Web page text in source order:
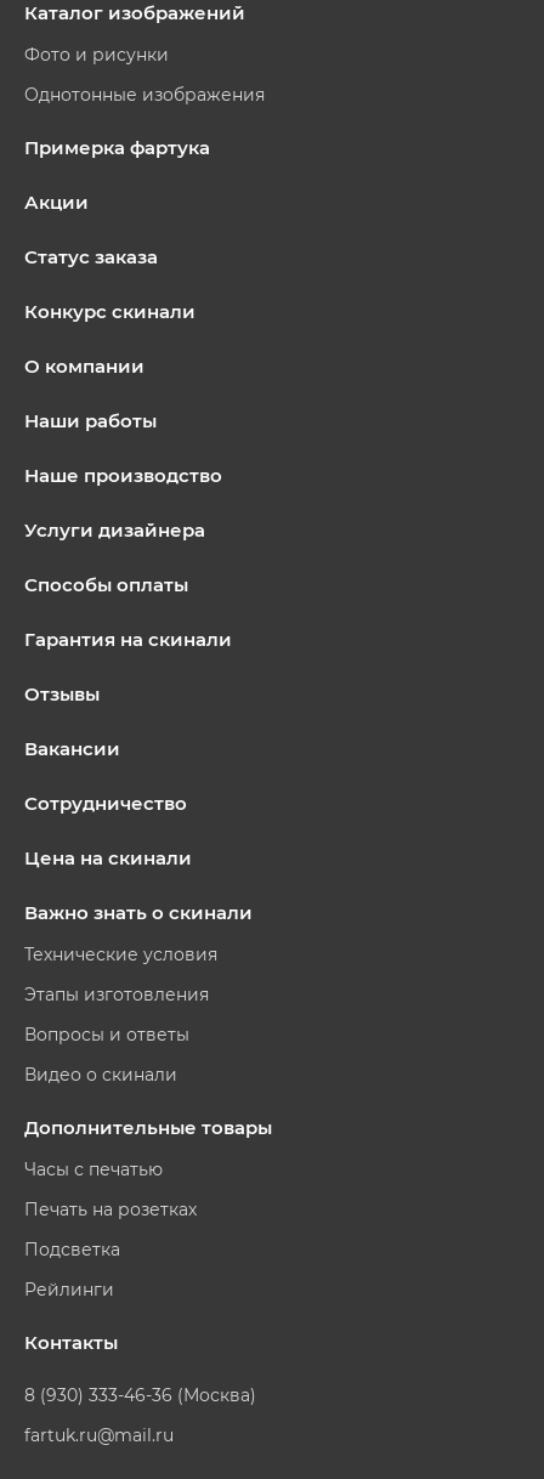
Каталог изображений
Фото и рисунки
Однотонные изображения
Примерка фартука
Акции
Статус заказа
Конкурс скинали
О компании
Наши работы
Наше производство
Услуги дизайнера
Способы оплаты
Гарантия на скинали
Отзывы
Вакансии
Сотрудничество
Цена на скинали
Важно знать о скинали
Технические условия
Этапы изготовления
Вопросы и ответы
Видео о скинали
Дополнительные товары
Часы с печатью
Печать на розетках
Подсветка
Рейлинги
Контакты
8 (930) 333-46-36 (Москва)
fartuk.ru@mail.ru